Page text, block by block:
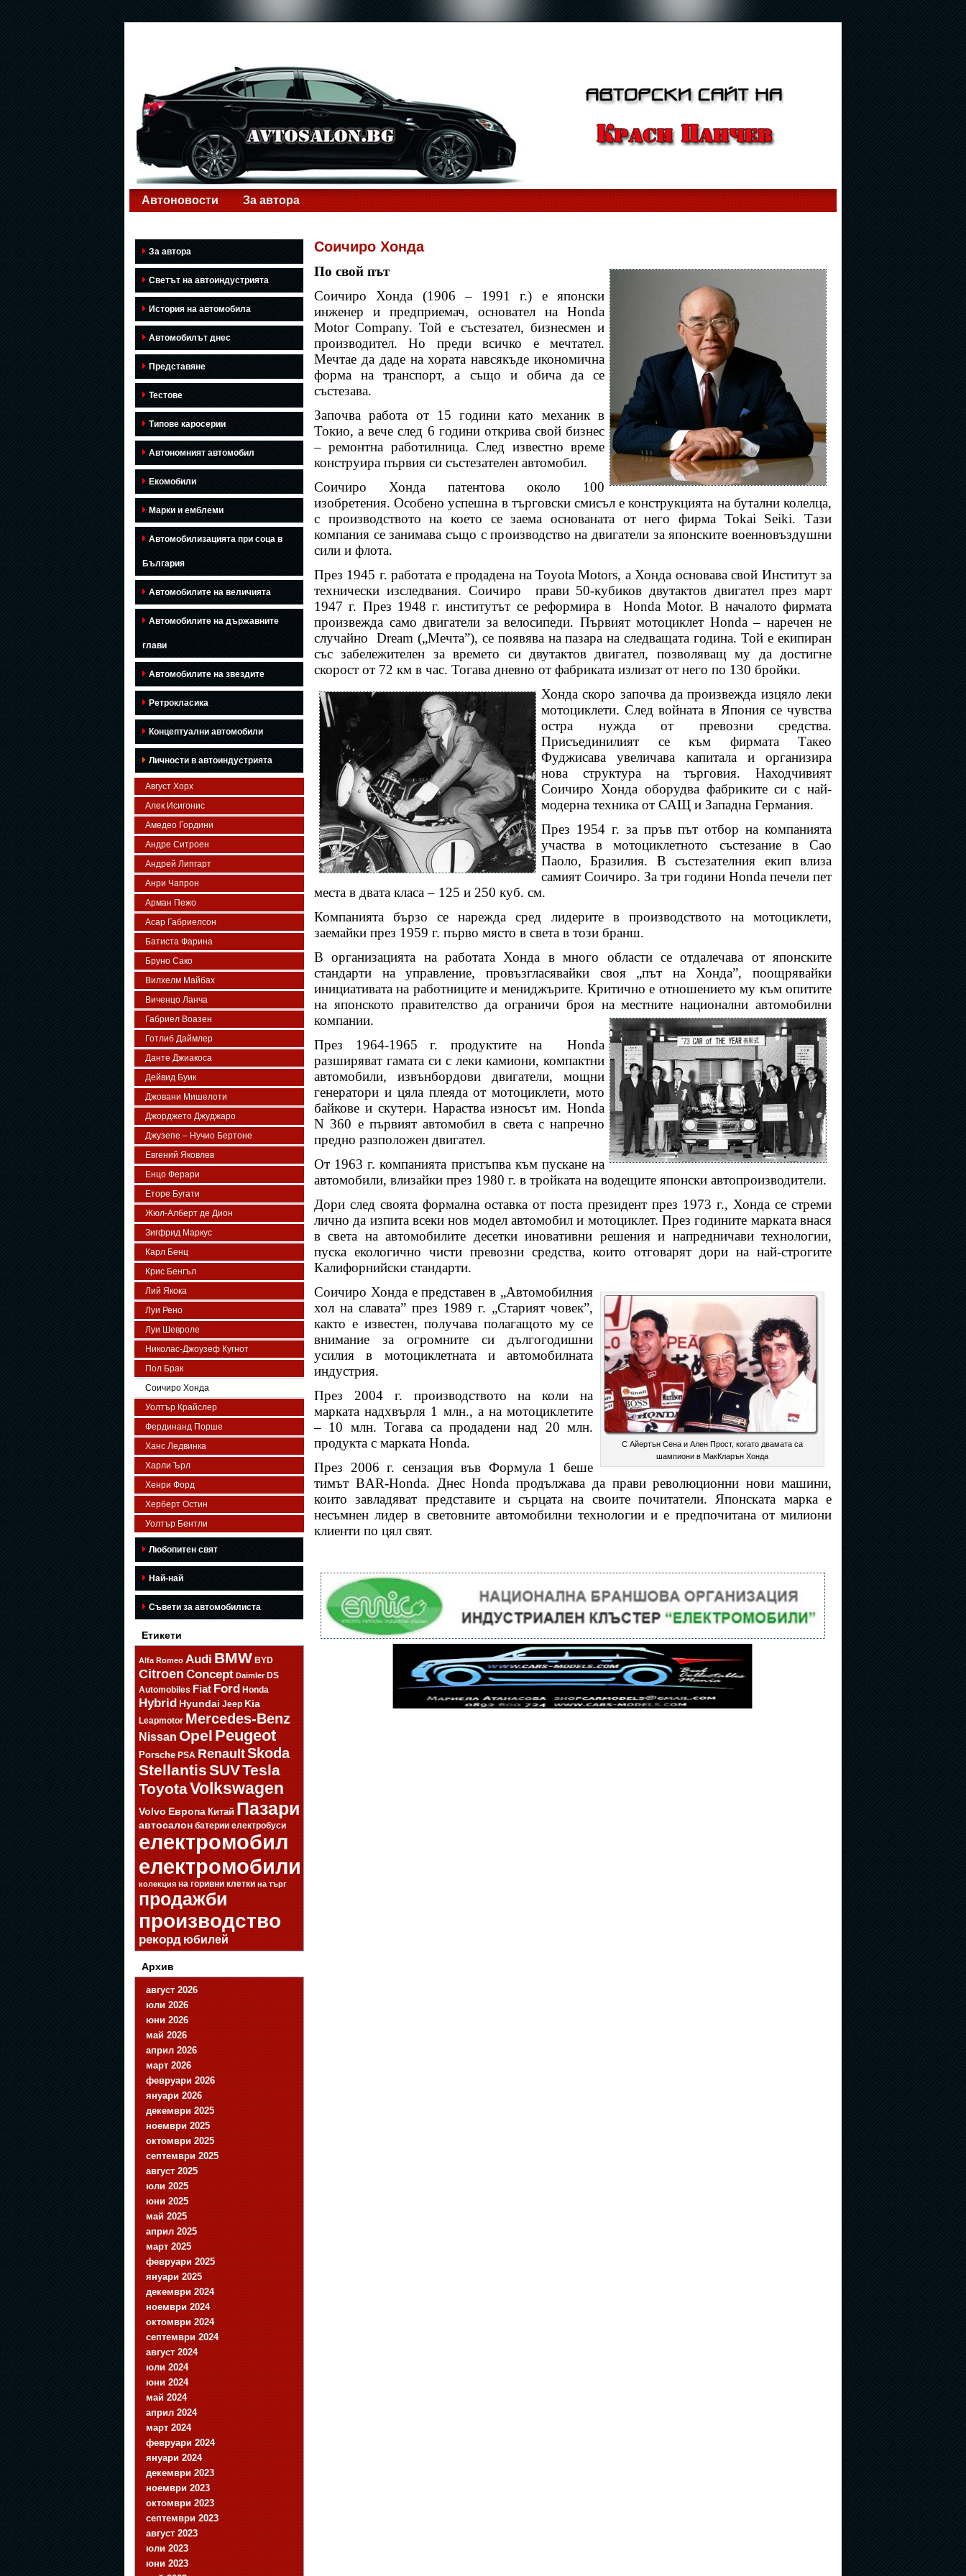
Автоновости За автора
За автора
Светът на автоиндустрията
История на автомобила
Автомобилът днес
Представяне
Тестове
Типове каросерии
Автономният автомобил
Екомобили
Марки и емблеми
Автомобилизацията при соца в
България
Автомобилите на величията
Автомобилите на държавните
глави
Автомобилите на звездите
Ретрокласика
Концептуални автомобили
Личности в автоиндустрията
Август Хорх
Алек Исигонис
Амедео Гордини
Андре Ситроен
Андрей Липгарт
Анри Чапрон
Арман Пежо
Асар Габриелсон
Батиста Фарина
Бруно Сако
Вилхелм Майбах
Виченцо Ланча
Габриел Воазен
Готлиб Даймлер
Данте Джиакоса
Дейвид Буик
Джовани Мишелоти
Джорджето Джуджаро
Джузепе – Нучио Бертоне
Евгений Яковлев
Енцо Ферари
Еторе Бугати
Жюл-Алберт де Дион
Зигфрид Маркус
Карл Бенц
Крис Бенгъл
Лий Якока
Луи Рено
Луи Шевроле
Николас-Джоузеф Кугнот
Пол Брак
Соичиро Хонда
Уолтър Крайслер
Фердинанд Порше
Ханс Ледвинка
Харли Ърл
Хенри Форд
Херберт Остин
Уолтър Бентли
Любопитен свят
Най-най
Съвети за автомобилиста
Етикети
Alfa Romeo Audi BMW BYD
Citroen Concept Daimler DS
Automobiles Fiat Ford Honda
HybridHyundai Jeep Kia
Leapmotor Mercedes-Benz
Nissan Opel Peugeot
Porsche PSA RenaultSkoda
StellantisSUVTesla
ToyotaVolkswagen
Volvo Европа Китай Пазари
автосалон батерии електробуси
електромобил
електромобили
колекция на горивни клетки на търг
продажби
производство
рекорд юбилей
Архив
август 2026
юли 2026
юни 2026
май 2026
април 2026
март 2026
февруари 2026
януари 2026
декември 2025
ноември 2025
октомври 2025
септември 2025
август 2025
юли 2025
юни 2025
май 2025
април 2025
март 2025
февруари 2025
януари 2025
декември 2024
ноември 2024
октомври 2024
септември 2024
август 2024
юли 2024
юни 2024
май 2024
април 2024
март 2024
февруари 2024
януари 2024
декември 2023
ноември 2023
октомври 2023
септември 2023
август 2023
юли 2023
юни 2023
Соичиро Хонда
По свой път
Соичиро Хонда (1906 – 1991 г.) е японски
инженер и предприемач, основател на Honda
Motor Company. Той е състезател, бизнесмен и
производител. Но преди всичко е мечтател.
Мечтае да даде на хората навсякъде икономична
форма на транспорт, а също и обича да се
състезава.
Започва работа от 15 години като механик в
Токио, а вече след 6 години открива свой бизнес
– ремонтна работилница. След известно време
конструира първия си състезателен автомобил.
Соичиро Хонда патентова около 100
изобретения. Особено успешна в търговски смисъл е конструкцията на бутални колелца,
с производството на което се заема основаната от него фирма Tokai Seiki. Тази
компания се занимава също с производство на двигатели за японските военновъздушни
сили и флота.
През 1945 г. работата е продадена на Toyota Motors, а Хонда основава свой Институт за
технически изследвания. Соичиро
прави 50-кубиков двутактов двигател през март
1947 г. През 1948 г. институтът се реформира в
Honda Motor. В началото фирмата
произвежда само двигатели за велосипеди. Първият мотоциклет Honda – наречен не
случайно
Dream („Мечта”), се появява на пазара на следващата година. Той е екипиран
със забележителен за времето си двутактов двигател, позволяващ му да достигне
скорост от 72 км в час. Тогава дневно от фабриката излизат от него по 130 бройки.
Хонда скоро започва да произвежда изцяло леки
мотоциклети. След войната в Япония се чувства
остра нужда от превозни средства.
Присъединилият се към фирмата Такео
Фуджисава увеличава капитала и организира
нова структура на търговия. Находчивият
Соичиро Хонда оборудва фабриките си с най-
модерна техника от САЩ и Западна Германия.
През 1954 г. за пръв път отбор на компанията
участва в мотоциклетното състезание в Сао
Паоло, Бразилия. В състезателния екип влиза
самият Соичиро. За три години Honda печели пет
места в двата класа – 125 и 250 куб. см.
Компанията бързо се нарежда сред лидерите в производството на мотоциклети,
заемайки през 1959 г. първо място в света в този бранш.
В организацията на работата Хонда в много области се отдалечава от японските
стандарти на управление, провъзгласявайки своя „път на Хонда”, поощрявайки
инициативата на работниците и мениджърите. Критично е отношението му към опитите
на японското правителство да ограничи броя на местните национални автомобилни
компании.
През 1964-1965 г. продуктите на
Honda
разширяват гамата си с леки камиони, компактни
автомобили, извънбордови двигатели, мощни
генератори и цяла плеяда от мотоциклети, мото
байкове и скутери. Нараства износът им. Honda
N 360 е първият автомобил в света с напречно
предно разположен двигател.
От 1963 г. компанията пристъпва към пускане на
автомобили, влизайки през 1980 г. в тройката на водещите японски автопроизводители.
Дори след своята формална оставка от поста президент през 1973 г., Хонда се стреми
лично да изпита всеки нов модел автомобил и мотоциклет. През годините марката внася
в света на автомобилите десетки иновативни решения и напредничави технологии,
пуска екологично чисти превозни средства, които отговарят дори на най-строгите
Калифорнийски стандарти.
С Айертън Сена и Ален Прост, когато двамата са
шампиони в МакКларън Хонда
Соичиро Хонда е представен в „Автомобилния
хол на славата” през 1989 г. „Старият човек”,
както е известен, получава полагащото му се
внимание за огромните си дългогодишни
усилия в мотоциклетната и автомобилната
индустрия.
През 2004 г. производството на коли на
марката надхвърля 1 млн., а на мотоциклетите
– 10 млн. Тогава са продадени над 20 млн.
продукта с марката Honda.
През 2006 г. сензация във Формула 1 беше
тимът BAR-Honda. Днес Honda продължава да прави революционни нови машини,
които завладяват представите и сърцата на своите почитатели. Японската марка е
несъмнен лидер в световните автомобилни технологии и е предпочитана от милиони
клиенти по цял свят.